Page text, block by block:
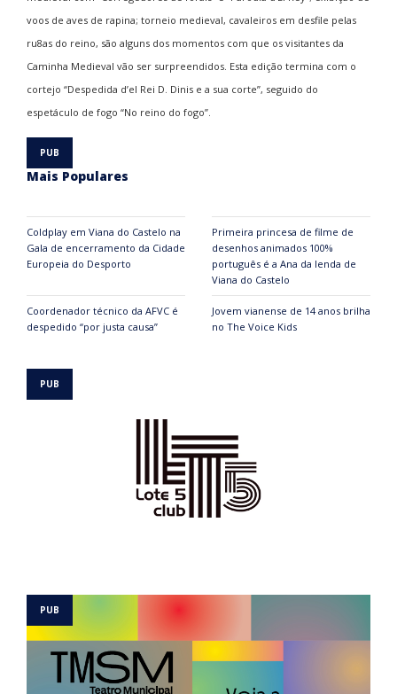
voos de aves de rapina; torneio medieval, cavaleiros em desfile pelas
ru8as do reino, são alguns dos momentos com que os visitantes da
Caminha Medieval vão ser surpreendidos. Esta edição termina com o
cortejo “Despedida d’el Rei D. Dinis e a sua corte”, seguido do
espetáculo de fogo “No reino do fogo”.
Mais Populares
Coldplay em Viana do Castelo na
Gala de encerramento da Cidade
Europeia do Desporto
Primeira princesa de filme de
desenhos animados 100%
português é a Ana da lenda de
Viana do Castelo
Coordenador técnico da AFVC é
despedido “por justa causa”
Jovem vianense de 14 anos brilha
no The Voice Kids